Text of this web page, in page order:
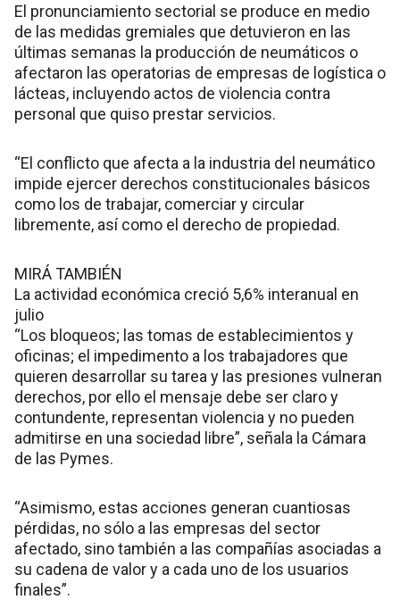
El pronunciamiento sectorial se produce en medio
de las medidas gremiales que detuvieron en las
últimas semanas la producción de neumáticos o
afectaron las operatorias de empresas de logística o
lácteas, incluyendo actos de violencia contra
personal que quiso prestar servicios.
“El conflicto que afecta a la industria del neumático
impide ejercer derechos constitucionales básicos
como los de trabajar, comerciar y circular
libremente, así como el derecho de propiedad.
MIRÁ TAMBIÉN
La actividad económica creció 5,6% interanual en
julio
“Los bloqueos; las tomas de establecimientos y
oficinas; el impedimento a los trabajadores que
quieren desarrollar su tarea y las presiones vulneran
derechos, por ello el mensaje debe ser claro y
contundente, representan violencia y no pueden
admitirse en una sociedad libre”, señala la Cámara
de las Pymes.
“Asimismo, estas acciones generan cuantiosas
pérdidas, no sólo a las empresas del sector
afectado, sino también a las compañías asociadas a
su cadena de valor y a cada uno de los usuarios
finales”.